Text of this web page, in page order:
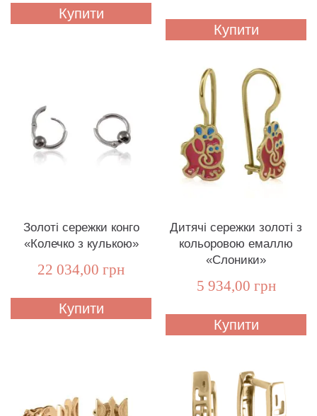
Купити
Купити
Золоті сережки конго
«Колечко з кулькою»
22 034,00 грн
Купити
Дитячі сережки золоті з
кольоровою емаллю
«Слоники»
5 934,00 грн
Купити